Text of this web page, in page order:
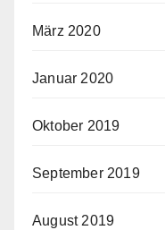
März 2020
Januar 2020
Oktober 2019
September 2019
August 2019